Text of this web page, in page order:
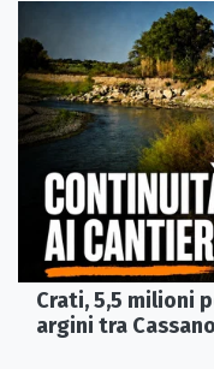
Crati, 5,5 milioni
argini tra